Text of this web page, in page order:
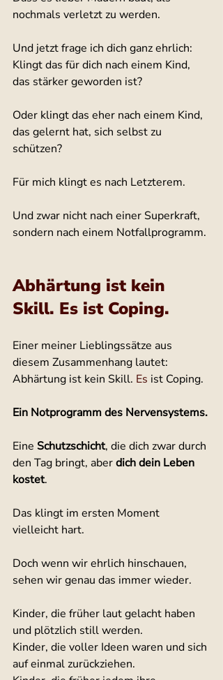
nochmals verletzt zu werden.
Und jetzt frage ich dich ganz ehrlich:
Klingt das für dich nach einem Kind,
das stärker geworden ist?
Oder klingt das eher nach einem Kind,
das gelernt hat, sich selbst zu
schützen?
Für mich klingt es nach Letzterem.
Und zwar nicht nach einer Superkraft,
sondern nach einem Notfallprogramm.
Abhärtung ist kein
Skill. Es ist Coping.
Einer meiner Lieblingssätze aus
diesem Zusammenhang lautet:
Abhärtung ist kein Skill. Es ist Coping.
Ein Notprogramm des Nervensystems.
Eine Schutzschicht, die dich zwar durch
den Tag bringt, aber dich dein Leben
kostet.
Das klingt im ersten Moment
vielleicht hart.
Doch wenn wir ehrlich hinschauen,
sehen wir genau das immer wieder.
Kinder, die früher laut gelacht haben
und plötzlich still werden.
Kinder, die voller Ideen waren und sich
auf einmal zurückziehen.